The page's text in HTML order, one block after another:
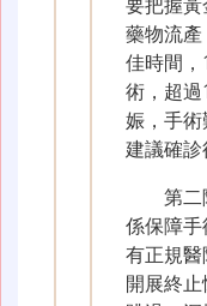
藥物流
佳時間
術，超
娠，手術
建議確診
第二
係保障
有正規
開展終